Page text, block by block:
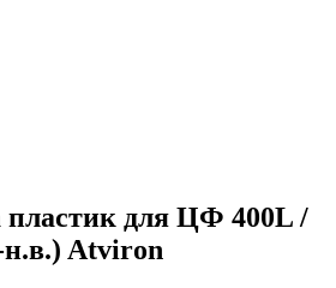
для ЦФ 400L /
н.в.) Atviron